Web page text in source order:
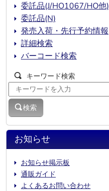
お知らせ
お知らせ掲示板
通販ガイド
よくあるお問い合わせ
委託品(J/HO1067/HO他)
委託品(N)
発売入荷・先行予約情報
詳細検索
バーコード検索
キーワード検索
検索